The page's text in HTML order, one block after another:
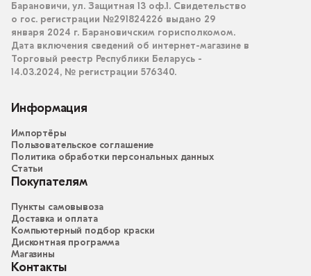
Барановичи, ул. Защитная 13 оф.1. Свидетельство
о гос. регистрации №291824226 выдано 29
января 2024 г. Барановичским горисполкомом.
Дата включения сведений об интернет-магазине в
Торговый реестр Республики Беларусь -
14.03.2024, № регистрации 576340.
Информация
Импортёры
Пользовательское соглашение
Политика обработки персональных данных
Статьи
Покупателям
Пункты самовывоза
Доставка и оплата
Компьютерный подбор краски
Дисконтная программа
Магазины
Контакты